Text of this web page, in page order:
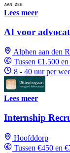
Lees meer
AI voor
Alphen aan den
Tussen €1.500
8 - 40 uur per
Lees meer
Internship
Hoofddorp
Tussen €450 en